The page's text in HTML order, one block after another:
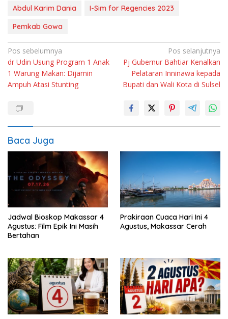
Abdul Karim Dania
I-Sim for Regencies 2023
Pemkab Gowa
Navigasi
pos
Pos sebelumnya
dr Udin Usung Program 1 Anak
1 Warung Makan: Dijamin
Ampuh Atasi Stunting
Pos selanjutnya
Pj Gubernur Bahtiar Kenalkan
Pelataran Inninawa kepada
Bupati dan Wali Kota di Sulsel
Baca Juga
Jadwal Bioskop Makassar 4
Agustus: Film Epik Ini Masih
Bertahan
Prakiraan Cuaca Hari Ini 4
Agustus, Makassar Cerah